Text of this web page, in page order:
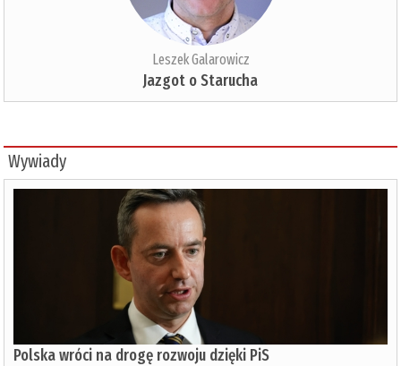
Leszek Galarowicz
Jazgot o Starucha
Wywiady
Polska wróci na drogę rozwoju dzięki PiS